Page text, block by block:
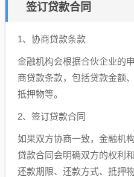
签订贷款合同
1、协商贷款条款
金融机构会根据合伙企业的
商贷款条款，包括贷款金额
抵押物等。
2、签订贷款合同
如果双方协商一致，金融机
贷款合同会明确双方的权利
还款期限、还款方式、抵押物